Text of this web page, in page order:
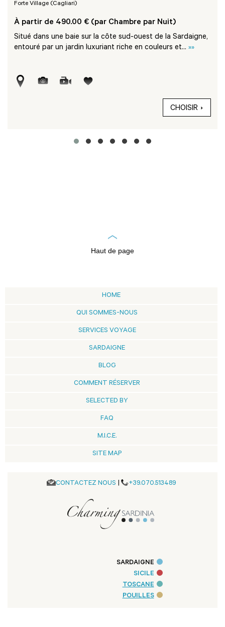
Forte Village (Cagliari)
À partir de 490.00 € (par Chambre par Nuit)
Situé dans une baie sur la côte sud-ouest de la Sardaigne,
entouré par un jardin luxuriant riche en couleurs et... »»
CHOISIR
Haut de page
HOME
QUI SOMMES-NOUS
SERVICES VOYAGE
SARDAIGNE
BLOG
COMMENT RÉSERVER
SELECTED BY
FAQ
M.I.C.E.
SITE MAP
CONTACTEZ NOUS | +39.070.513489
SARDAIGNE
SICILE
TOSCANE
POUILLES